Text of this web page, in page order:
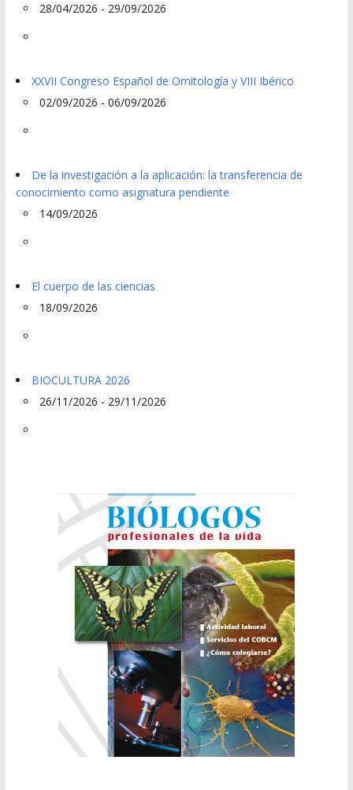
28/04/2026 - 29/09/2026
XXVII Congreso Español de Ornitología y VIII Ibérico
02/09/2026 - 06/09/2026
De la investigación a la aplicación: la transferencia de
conocimiento como asignatura pendiente
14/09/2026
El cuerpo de las ciencias
18/09/2026
BIOCULTURA 2026
26/11/2026 - 29/11/2026